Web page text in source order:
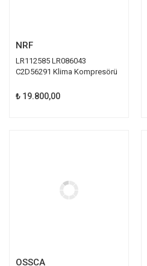
NRF
LR112585 LR086043
C2D56291 Klima Kompresörü
₺ 19.800,00
OSSCA